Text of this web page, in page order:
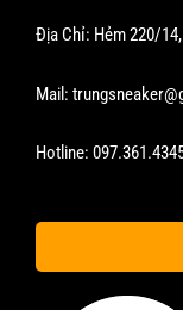
Địa Chỉ: Hẻm 220/14,
Mail:
Hotline: